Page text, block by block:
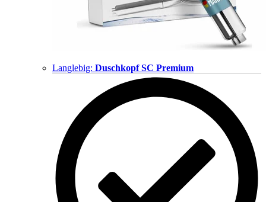
Langlebig: Duschkopf SC Premium